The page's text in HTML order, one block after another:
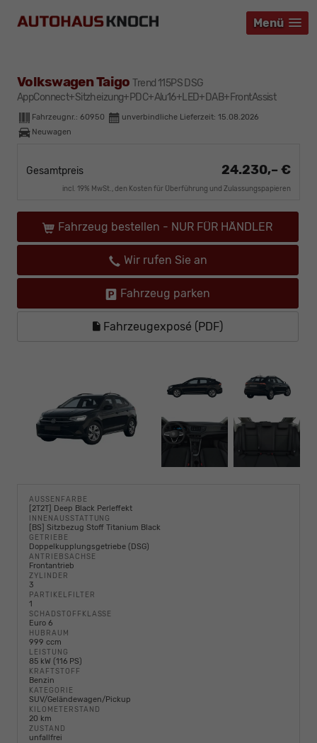
Menü
Menü
Menü
Volkswagen TaigoTrend 115PS DSG
AppConnect+Sitzheizung+PDC+Alu16+LED+DAB+FrontAssist
Fahrzeugnr.: 60950 unverbindliche Lieferzeit: 15.08.2026
Neuwagen
Gesamtpreis 24.230,– €
incl. 19% MwSt., den Kosten für Überführung und Zulassungspapieren
Fahrzeug bestellen - NUR FÜR HÄNDLER
Wir rufen Sie an
Fahrzeug parken
Fahrzeugexposé (PDF)
AUSSENFARBE
[2T2T] Deep Black Perleffekt
INNENAUSSTATTUNG
[BS] Sitzbezug Stoff Titanium Black
GETRIEBE
Doppelkupplungsgetriebe (DSG)
ANTRIEBSACHSE
Frontantrieb
ZYLINDER
3
PARTIKELFILTER
1
SCHADSTOFFKLASSE
Euro 6
HUBRAUM
999 ccm
LEISTUNG
85 kW (116 PS)
KRAFTSTOFF
Benzin
KATEGORIE
SUV/Geländewagen/Pickup
KILOMETERSTAND
20 km
ZUSTAND
unfallfrei